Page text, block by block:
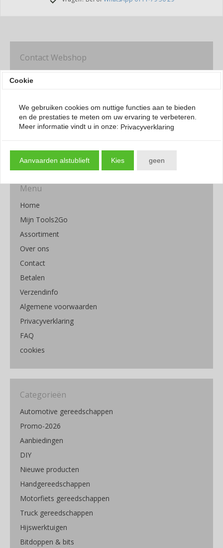
Contact Webshop
Donkereweg 15
Netherlands
Whatsapp / Call: +31 111 795029
Menu
Home
Mijn Tools2Go
Assortiment
Over ons
Contact
Betalen
Verzendinfo
Algemene voorwaarden
Privacyverklaring
FAQ
cookies
Categorieën
Automotive gereedschappen
Promo-2026
Aanbiedingen
DIY
Nieuwe producten
Handgereedschappen
Motorfiets gereedschappen
Truck gereedschappen
Hijswerktuigen
Bitdoppen & bits
Cookie
We gebruiken cookies om nuttige functies aan te bieden
en de prestaties te meten om uw ervaring te verbeteren.
Meer informatie vindt u in onze: Privacyverklaring
Aanvaarden alstublieft Kies geen